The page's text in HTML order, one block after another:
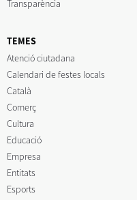
Transparència
TEMES
Atenció ciutadana
Calendari de festes locals
Català
Comerç
Cultura
Educació
Empresa
Entitats
Esports